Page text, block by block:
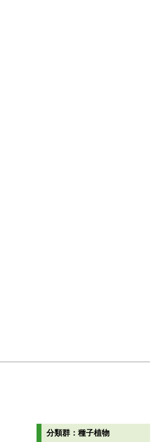
分類群：種子植物